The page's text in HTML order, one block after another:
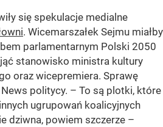
się spekulacje medialne
. Wicemarszałek Sejmu miałby
parlamentarnym Polski 2050
stanowisko ministra kultury
oraz wicepremiera. Sprawę
politycy. – To są plotki, które
ugrupowań koalicyjnych
dziwna, powiem szczerze –